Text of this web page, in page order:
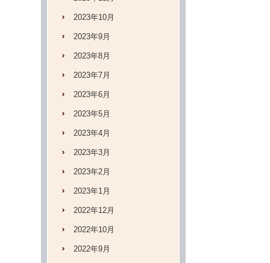
2023年10月
2023年9月
2023年8月
2023年7月
2023年6月
2023年5月
2023年4月
2023年3月
2023年2月
2023年1月
2022年12月
2022年10月
2022年9月